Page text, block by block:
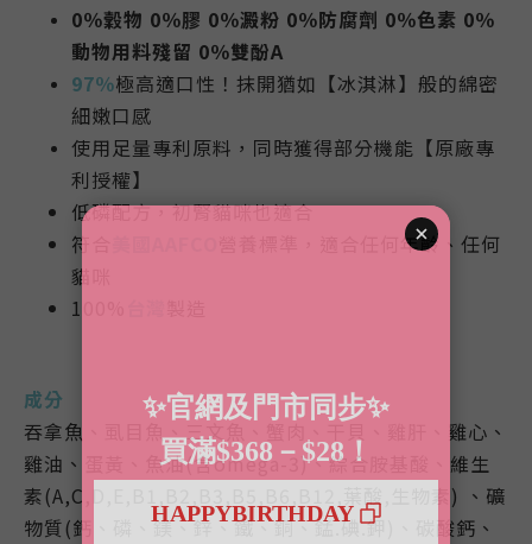
0％穀物 0％膠 0％澱粉 0％防腐劑 0％色素 0％
動物用料殘留 0％雙酚A
97％極高適口性！抹開猶如【冰淇淋】般的綿密
細嫩口感
使用足量專利原料，同時獲得部分機能【原廠專
利授權】
低磷配方，初腎貓咪也適合
符合
營養標準，適合任何年齡、任何
貓咪
100%
成分
吞拿魚、虱目魚、三文魚、蟹肉、干貝、雞肝、雞心、
雞油、蛋黃、魚油(含omega-3)、綜合胺基酸、維生
素(A,C,D,E,B1,B2,B3,B5,B6,B12,葉酸,生物素) 、礦
物質(鈣、磷、鎂、鋅、鐵、銅、錳.碘.鉀)、碳酸鈣、